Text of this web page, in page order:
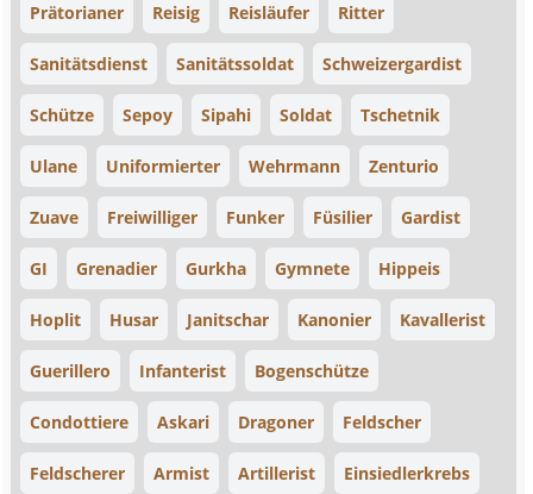
Prätorianer Reisig Reisläufer Ritter
Sanitätsdienst Sanitätssoldat Schweizergardist
Schütze Sepoy Sipahi Soldat Tschetnik
Ulane Uniformierter Wehrmann Zenturio
Zuave Freiwilliger Funker Füsilier Gardist
GI Grenadier Gurkha Gymnete Hippeis
Hoplit Husar Janitschar Kanonier Kavallerist
Guerillero Infanterist Bogenschütze
Condottiere Askari Dragoner Feldscher
Feldscherer Armist Artillerist Einsiedlerkrebs